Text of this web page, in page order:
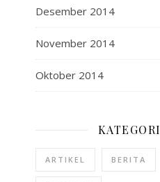
Desember 2014
November 2014
Oktober 2014
KATEGORI
ARTIKEL BERITA